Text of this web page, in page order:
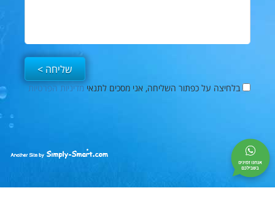
בלחיצה על כפתור השליחה, אני מסכים לתנאי מדיניות הפרטיות
פייסבוק
Simply-
בניית